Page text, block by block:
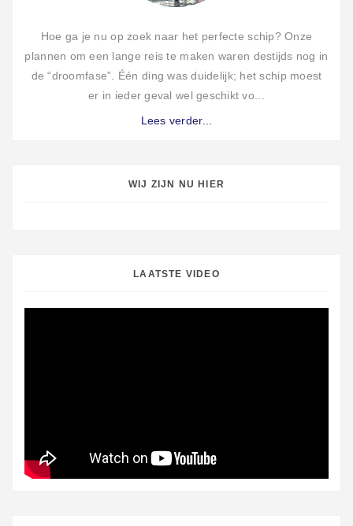
Hoe ga je nu op zoek naar het perfecte schip? Onze
plannen om een lange reis te maken waren destijds nog in
de “droomfase”. Één ding was duidelijk; het schip moest
er in ieder geval wel geschikt vo...
Lees verder...
WIJ ZIJN NU HIER
LAATSTE VIDEO